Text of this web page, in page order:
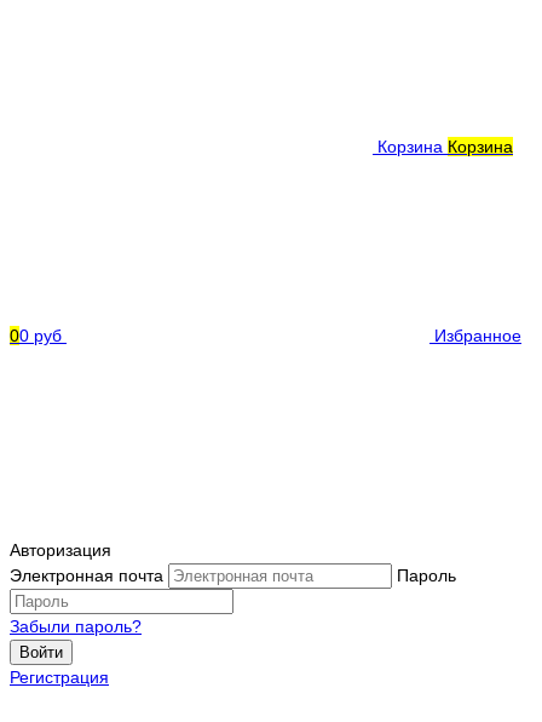
Корзина Корзина
00 руб Избранное
Авторизация
Электронная почта
Пароль
Забыли пароль?
Войти
Регистрация